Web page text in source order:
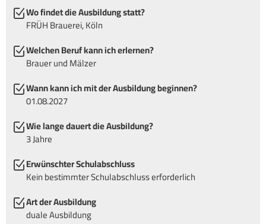
Wo findet die Ausbildung statt?
FRÜH Brauerei, Köln
Welchen Beruf kann ich erlernen?
Brauer und Mälzer
Wann kann ich mit der Ausbildung beginnen?
01.08.2027
Wie lange dauert die Ausbildung?
3 Jahre
Erwünschter Schulabschluss
Kein bestimmter Schulabschluss erforderlich
Art der Ausbildung
duale Ausbildung